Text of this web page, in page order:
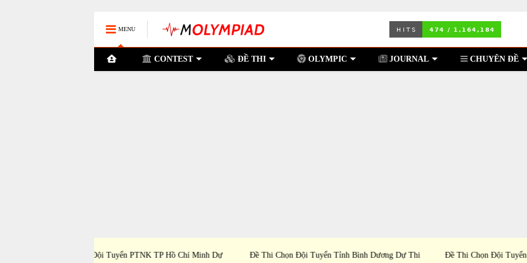
MENU
CONTEST ĐỀ THI OLYMPIC JOURNAL CHUYÊN ĐỀ
Đề Thi Chọn Đội Tuyển Tỉnh Bình Dương Dự Thi
Đề Thi Chọn Đội Tuyển Tỉnh Lâm Đồng Dự Thi Học
Đề